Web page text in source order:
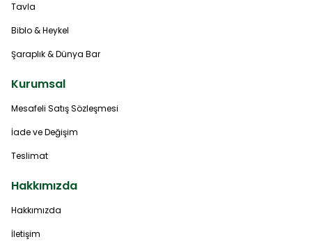
Tavla
Biblo & Heykel
Şaraplık & Dünya Bar
Kurumsal
Mesafeli Satış Sözleşmesi
İade ve Değişim
Teslimat
Hakkımızda
Hakkımızda
İletişim